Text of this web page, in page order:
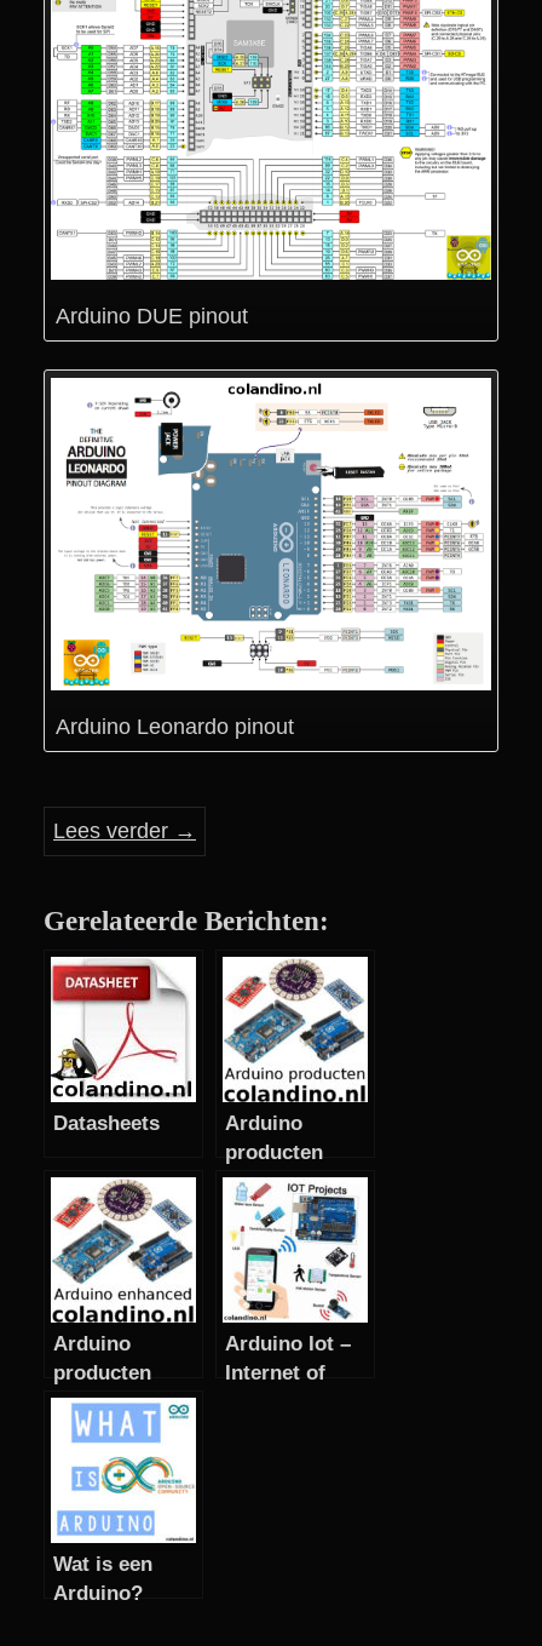
Arduino DUE pinout
Arduino Leonardo pinout
Lees verder →
Gerelateerde Berichten:
Datasheets
Arduino
producten
Arduino
producten
enhanced
(verbeterde –
uitgebreider)
Arduino Iot –
Internet of
Wat is een
Arduino?